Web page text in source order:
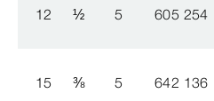
12 ½ 5 605 254
15 ⅜ 5 642 136